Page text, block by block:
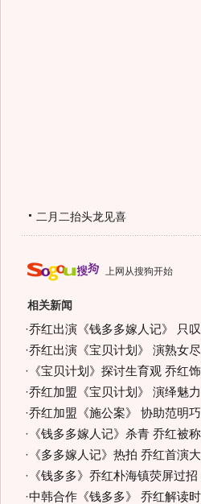
二月二抬头龙见喜
上网从搜狗开始
相关新闻
·乔红出演《钱多多嫁人记》 只
·乔红出演《宝贝计划》 演熟女
· 《宝贝计划》探讨生育观 乔红
·乔红加盟《宝贝计划》 演绎魅
·乔红加盟《施公案》 协助范明
· 《钱多多嫁人记》杀青 乔红被
· 《多多嫁人记》热拍 乔红首演
· 《钱多多》乔红朴海镇荧屏过
·中韩合作《钱多多》 乔红解读